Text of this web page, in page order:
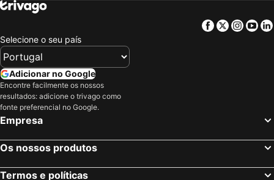
Facebook
Twitter
Selecione o seu país
Adicionar no Google
Encontre facilmente os nossos
resultados: adicione o trivago como
fonte preferencial no Google.
Empresa
Os nossos produtos
Termos e políticas